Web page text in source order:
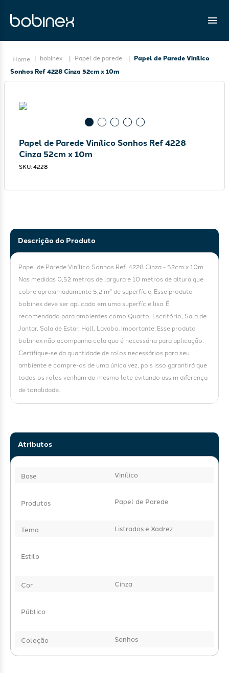
bobinex Papel de parede
Papel de Parede Vinílico
Sonhos Ref 4228 Cinza 52cm x 10m
Papel de Parede Vinílico Sonhos Ref 4228
Cinza 52cm x 10m
SKU:4228
Descrição do Produto
Papel de Parede Vinílico Sonhos Ref. 4228 Cinza - 52cm x 10m.
Nas medidas 0,52 metros de largura e 10 metros de altura que
cobre aproximadamente 5,2 m² de superfície. Esse produto
bobinex deve ser aplicado em uma superfície lisa. É
recomendado para ambientes como Quarto, Escritório, Sala de
Jantar, Sala de Estar, Hall, Lavabo. Importante: Esse produto
bobinex não acompanha cola que é necessária para aplicação.
Certifique-se da quantidade de rolos necessários para seu
ambiente e compre-os de uma única vez, pois isso garantirá que
todos os rolos venham do mesmo lote evitando assim diferença
de tonalidade.
Atributos
Base Vinílico
Produtos Papel de Parede
Tema Listrados e Xadrez
Estilo
Cor Cinza
Público
Coleção Sonhos